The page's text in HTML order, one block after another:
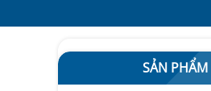
SẢN PHẨM